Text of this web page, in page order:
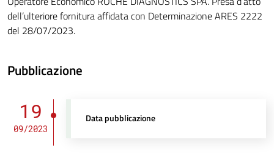
dell’ulteriore fornitura affidata con Determinazione ARES 2222
del 28/07/2023.
Pubblicazione
19
09/2023
Data pubblicazione